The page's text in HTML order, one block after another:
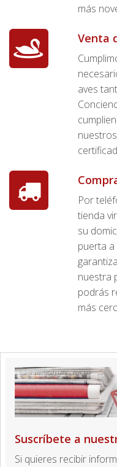
más
Venta
aves
Por
tienda
su
puerta
nuestra
podrás
más
Suscríbete a
Si quieres recibir